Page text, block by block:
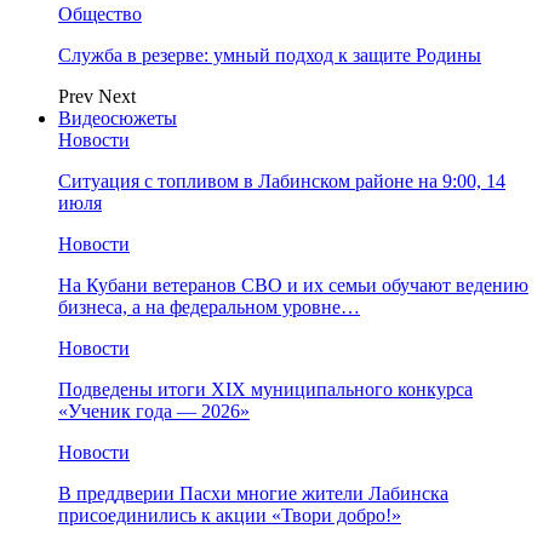
Общество
Служба в резерве: умный подход к защите Родины
Prev Next
Видеосюжеты
Новости
Ситуация с топливом в Лабинском районе на 9:00, 14
июля
Новости
На Кубани ветеранов СВО и их семьи обучают ведению
бизнеса, а на федеральном уровне…
Новости
Подведены итоги XIX муниципального конкурса
«Ученик года — 2026»
Новости
В преддверии Пасхи многие жители Лабинска
присоединились к акции «Твори добро!»